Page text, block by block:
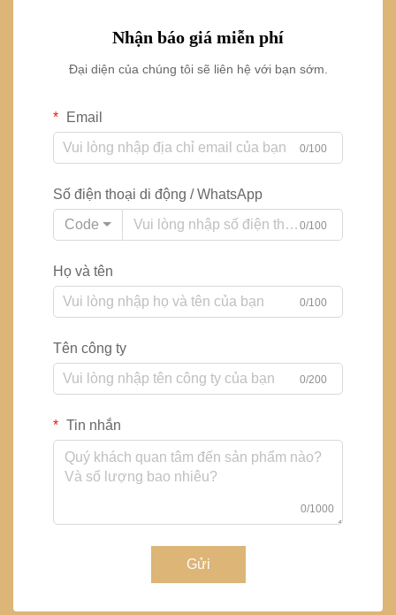
Nhận báo giá miễn phí
Đại diện của chúng tôi sẽ liên hệ với bạn sớm.
Email
0/100
Số điện thoại di động / WhatsApp
Code
0/100
Họ và tên
0/100
Tên công ty
0/200
Tin nhắn
0/1000
Gửi